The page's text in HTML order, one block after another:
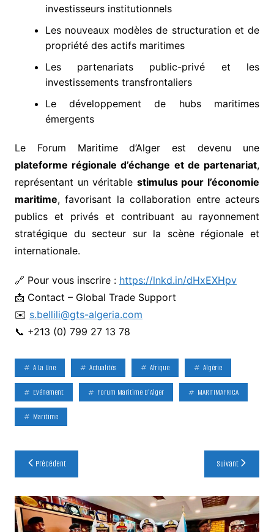
investisseurs institutionnels
Les nouveaux modèles de structuration et de
propriété des actifs maritimes
Les partenariats public-privé et les
investissements transfrontaliers
Le développement de hubs maritimes
émergents
Le Forum Maritime d’Alger est devenu une
plateforme régionale d’échange et de partenariat,
représentant un véritable stimulus pour l’économie
maritime, favorisant la collaboration entre acteurs
publics et privés et contribuant au rayonnement
stratégique du secteur sur la scène régionale et
internationale.
🔗 Pour vous inscrire : https://lnkd.in/dHxEXHpv
📩 Contact – Global Trade Support
✉️ s.bellili@gts-algeria.com
📞 +213 (0) 799 27 13 78
A La Une Actualités Afrique Algérie
Evénement Forum Maritime D’Alger MARITIMAFRICA
Maritime
Navigation
de
l’article
Précédent Suivant